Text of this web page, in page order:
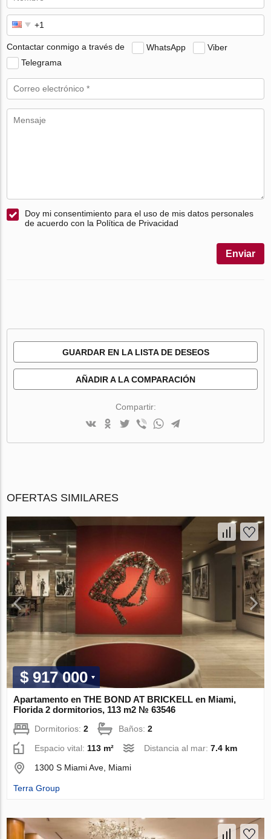
Contactar conmigo a través de WhatsApp
Viber
Telegrama
Doy mi consentimiento para el uso de mis datos personales
de acuerdo con la Política de Privacidad
Enviar
GUARDAR EN LA LISTA DE DESEOS
AÑADIR A LA COMPARACIÓN
Compartir:
OFERTAS SIMILARES
$ 917 000
Apartamento en THE BOND AT BRICKELL en Miami,
Florida 2 dormitorios, 113 m2 № 63546
Dormitorios:2 Baños:2
Espacio vital:113 m² Distancia al mar:7.4 km
1300 S Miami Ave, Miami
Terra Group